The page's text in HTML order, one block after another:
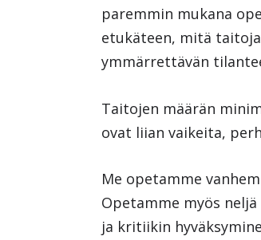
paremmin mukana
etukäteen, mitä
ymmärrettävän
Taitojen määrän
ovat liian vaikeita,
Me opetamme
Opetamme myös
ja kritiikin